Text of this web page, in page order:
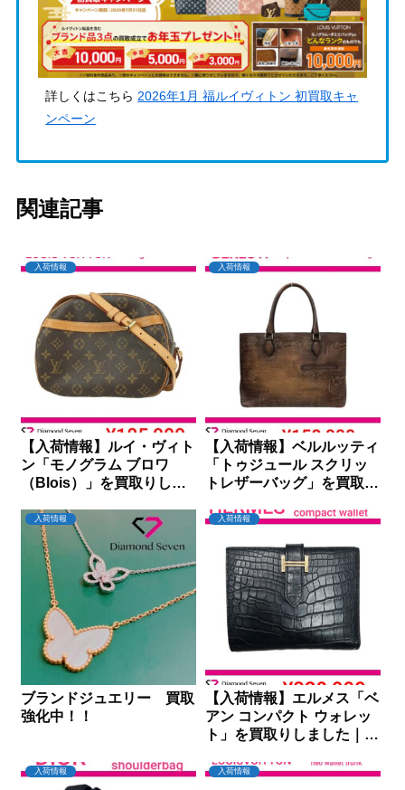
詳しくはこちら 2026年1月 福ルイヴィトン 初買取キャ
ンペーン
関連記事
入荷情報
【入荷情報】ルイ・ヴィト
ン「モノグラム ブロワ
（Blois）」を買取りしま
入荷情報
【入荷情報】ベルルッティ
「トゥジュール スクリッ
トレザーバッグ」を買取り
ブン
入荷情報
ブランドジュエリー 買取
強化中！！
入荷情報
【入荷情報】エルメス「ベ
アン コンパクト ウォレッ
ト」を買取りしました｜ダ
入荷情報 入荷情報